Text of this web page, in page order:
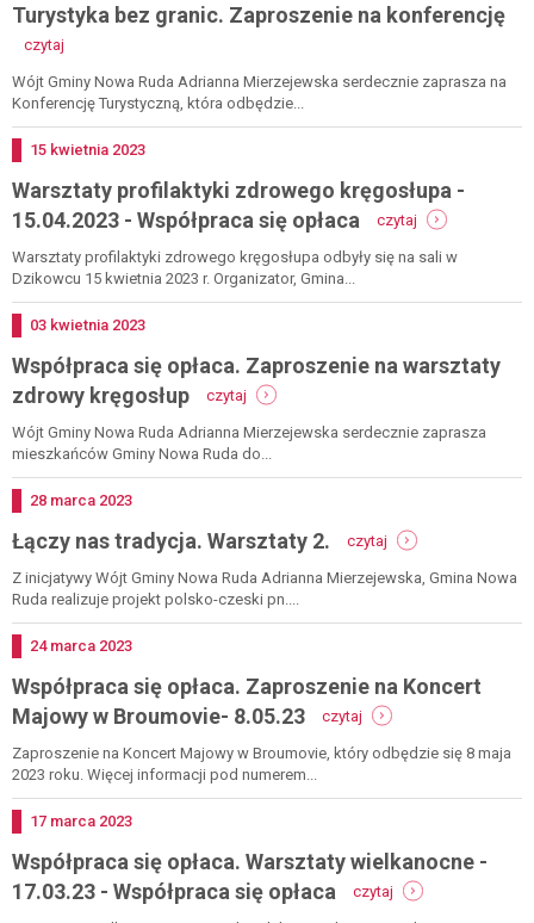
Turystyka bez granic. Zaproszenie na konferencję
czytaj
bez
granic.
na
Wójt Gminy Nowa Ruda Adrianna Mierzejewska serdecznie zaprasza na
Konferencję Turystyczną, która odbędzie...
Dodano
15 kwietnia 2023
Warsztaty profilaktyki zdrowego kręgosłupa -
15.04.2023 - Współpraca się opłaca
czytaj
warsztaty
profilaktyki
-
współpraca
opłaca
Warsztaty profilaktyki zdrowego kręgosłupa odbyły się na sali w
Dzikowcu 15 kwietnia 2023 r. Organizator, Gmina...
Dodano
03 kwietnia 2023
Współpraca się opłaca. Zaproszenie na warsztaty
zdrowy kręgosłup
czytaj
współpraca
się
opłaca.
zdrowy
kręgosłup
Wójt Gminy Nowa Ruda Adrianna Mierzejewska serdecznie zaprasza
mieszkańców Gminy Nowa Ruda do...
Dodano
28 marca 2023
Łączy nas tradycja. Warsztaty 2. czytaj
łączy
nas
Z inicjatywy Wójt Gminy Nowa Ruda Adrianna Mierzejewska, Gmina Nowa
Ruda realizuje projekt polsko-czeski pn....
Dodano
24 marca 2023
Współpraca się opłaca. Zaproszenie na Koncert
Majowy w Broumovie- 8.05.23
czytaj
współpraca
się
majowy
broumovie-
Zaproszenie na Koncert Majowy w Broumovie, który odbędzie się 8 maja
2023 roku. Więcej informacji pod numerem...
Dodano
17 marca 2023
Współpraca się opłaca. Warsztaty wielkanocne -
17.03.23 - Współpraca się opłaca
czytaj
współpraca